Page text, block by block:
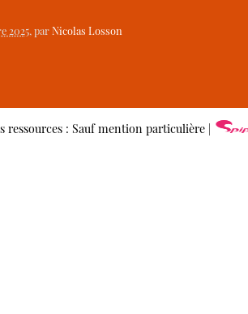
2025, parNicolas Losson
ressources : Sauf mention particulière |